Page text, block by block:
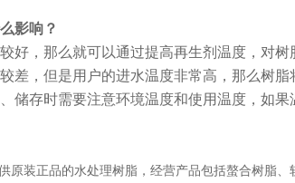
影响？
好，那么就可以通过提高再生剂温度，对树
差，但是用户的进水温度非常高，那么树脂
储存时需要注意环境温度和使用温度，如
原装正品的水处理树脂，经营产品包括螯合树脂